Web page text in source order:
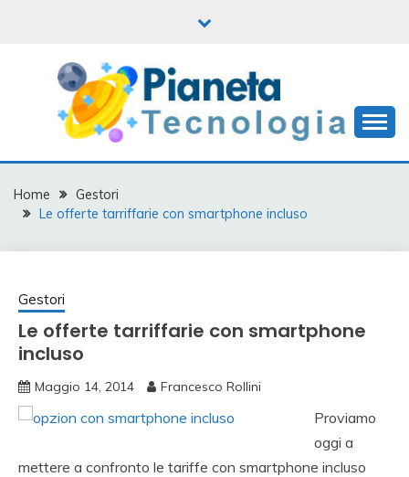
PIANETA
TECNOLOGIA
Home
Gestori
Le offerte tarriffarie con smartphone incluso
Gestori
Le offerte tarriffarie con smartphone
incluso
Maggio 14, 2014 Francesco Rollini
Proviamo
oggi a
mettere a confronto le tariffe con smartphone incluso